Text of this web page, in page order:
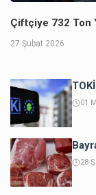
Çiftçiye 732 Ton
27 Şubat 2026
01
28